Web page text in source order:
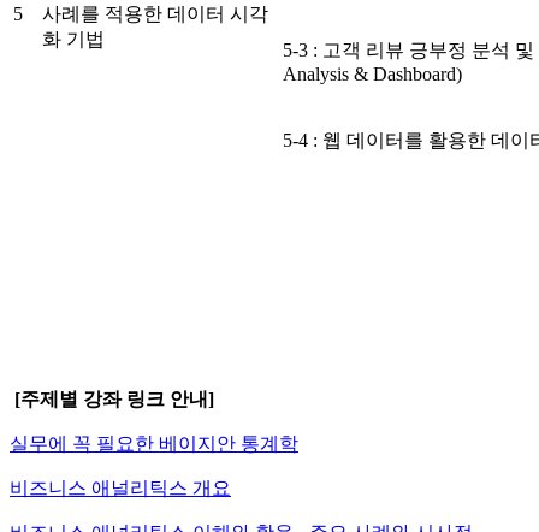
5
사례를 적용한 데이터 시각
화 기법
5-3 : 고객 리뷰 긍부정 분석 및
Analysis & Dashboard)
5-4 : 웹 데이터를 활용한 데이
[주제별 강좌 링크 안내]
실무에 꼭 필요한 베이지안 통계학
비즈니스 애널리틱스 개요